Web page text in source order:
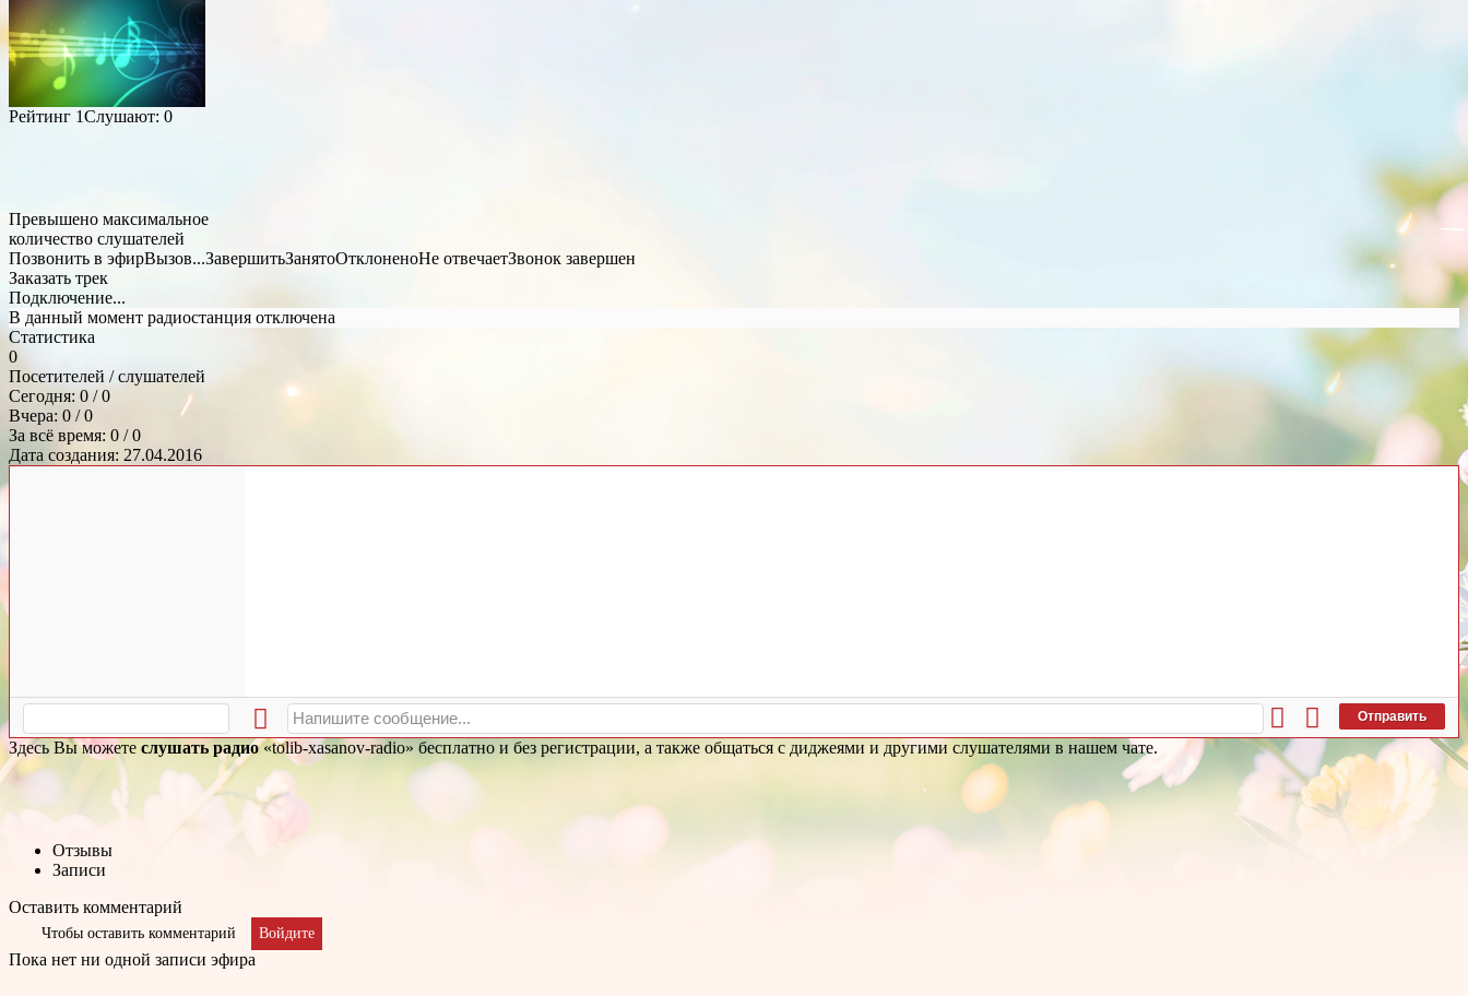
Рейтинг 1Слушают: 0
Превышено максимальное
количество слушателей
Позвонить в эфирВызов...ЗавершитьЗанятоОтклоненоНе отвечаетЗвонок завершен
Заказать трек
Подключение...
В данный момент радиостанция отключена
Статистика
0
Посетителей / слушателей
Сегодня: 0 / 0
Вчера: 0 / 0
За всё время: 0 / 0
Дата создания: 27.04.2016
Отправить
Здесь Вы можете слушать радио«tolib-xasanov-radio» бесплатно и без регистрации, а также общаться с диджеями и другими слушателями в нашем чате.
Отзывы
Записи
Оставить комментарий
Чтобы оставить комментарий Войдите
Пока нет ни одной записи эфира